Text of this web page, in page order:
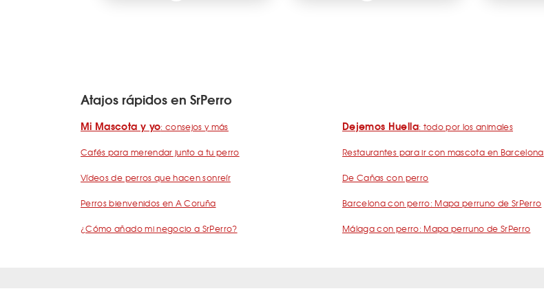
Atajos rápidos en SrPerro
Mi Mascota y yo: consejos y más
Cafés para merendar junto a tu perro
Vídeos de perros que hacen sonreír
Perros bienvenidos en A Coruña
¿Cómo añado mi negocio a SrPerro?
Dejemos Huella: todo por los animales
Restaurantes para ir con mascota en Barcelona
De Cañas con perro
Barcelona con perro: Mapa perruno de SrPerro
Málaga con perro: Mapa perruno de SrPerro